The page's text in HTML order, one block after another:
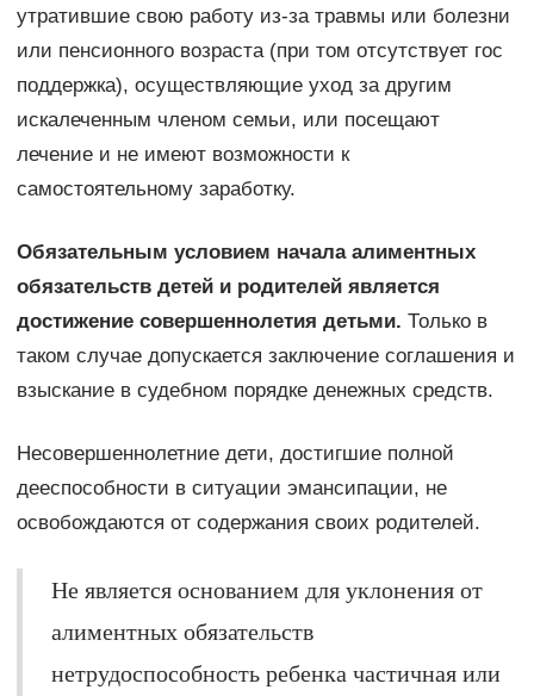
утратившие свою работу из-за травмы или болезни
или пенсионного возраста (при том отсутствует гос
поддержка), осуществляющие уход за другим
искалеченным членом семьи, или посещают
лечение и не имеют возможности к
самостоятельному заработку.
Обязательным условием начала алиментных
обязательств детей и родителей является
достижение совершеннолетия детьми. Только в
таком случае допускается заключение соглашения и
взыскание в судебном порядке денежных средств.
Несовершеннолетние дети, достигшие полной
дееспособности в ситуации эмансипации, не
освобождаются от содержания своих родителей.
Не является основанием для уклонения от
алиментных обязательств
нетрудоспособность ребенка частичная или